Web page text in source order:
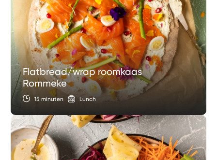
Flatbread/wrap roomkaas
Rommeke
15 minuten Lunch